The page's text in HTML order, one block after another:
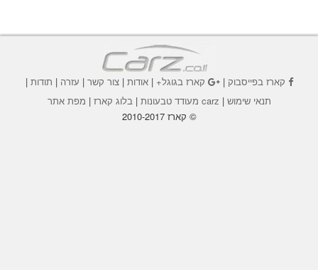
קארז בפייסבוק| קארז בגוגל+|אודות|צור קשר|עזרה|תודות|
תנאי שימוש|carz מעודד טבעונות |בלוג קארז|מפת אתר
© קארז 2010-2017